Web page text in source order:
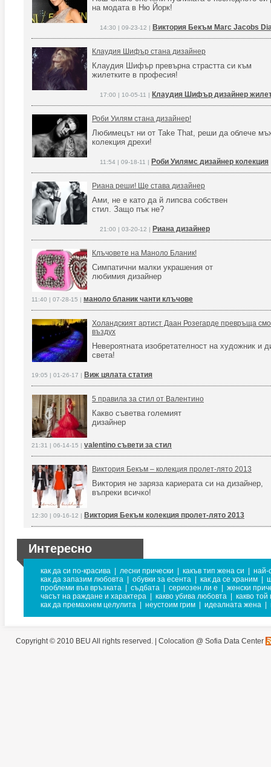
на модата в Ню Йорк!
14:30 | 09-23-12 | Виктория Бекъм Marc Jacobs
Клаудия Шифър стана дизайнер
Клаудия Шифър превърна страстта си към
жилетките в професия!
17:00 | 10-05-11 | Клаудия Шифър дизайнер
Роби Уилям стана дизайнер!
Любимецът ни от Take That, реши да облече
колекция дрехи!
11:54 | 09-18-11 | Роби Уилямс дизайнер колекция
Риана реши! Ще става дизайнер
Ами, не е като да й липсва собствен
стил. Защо пък не?
21:00 | 03-20-12 | Риана дизайнер
Клъчовете на Маноло Бланик!
Симпатични малки украшения от
любимия дизайнер
11:40 | 07-28-15 | маноло бланик чанти клъчове
Холандският артист Даан Розегарде превръща
въздух
Невероятната изобретателност на художник и
света!
19:05 | 01-26-17 | Виж цялата статия
5 правила за стил от Валентино
Какво съветва големият
дизайнер
21:31 | 06-14-15 | valentino съвети за стил
Виктория Бекъм – колекция пролет-лято 2013
Виктория не заряза кариерата си на дизайнер,
въпреки всичко!
12:30 | 09-16-12 | Виктория Бекъм колекция пролет-лято 2013
Интересно
как да си по-красива лесни прически какъв тип жена си
най-
как да запазим любовта
обувки за есента как да се храним
проблеми във връзката
съдбата сериозен ли е
женски
часът на раждане и характера
какво убива любовта
какво
как да премахнем целулита
неустоим грим идеалната жена
Copyright © 2010 BEU All rights reserved. | Colocation @ Sofia Data Center